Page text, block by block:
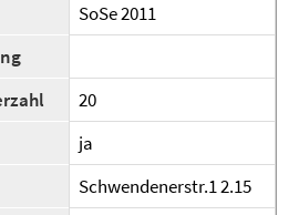
SoSe 2011
20
ja
Schwendenerstr.1 2.15